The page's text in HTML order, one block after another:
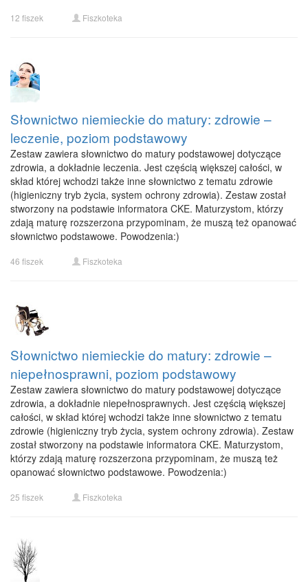
12 fiszek Fiszkoteka
Słownictwo niemieckie do matury: zdrowie –
leczenie, poziom podstawowy
Zestaw zawiera słownictwo do matury podstawowej dotyczące
zdrowia, a dokładnie leczenia. Jest częścią większej całości, w
skład której wchodzi także inne słownictwo z tematu zdrowie
(higieniczny tryb życia, system ochrony zdrowia). Zestaw został
stworzony na podstawie informatora CKE. Maturzystom, którzy
zdają maturę rozszerzona przypominam, że muszą też opanować
słownictwo podstawowe. Powodzenia:)
46 fiszek Fiszkoteka
Słownictwo niemieckie do matury: zdrowie –
niepełnosprawni, poziom podstawowy
Zestaw zawiera słownictwo do matury podstawowej dotyczące
zdrowia, a dokładnie niepełnosprawnych. Jest częścią większej
całości, w skład której wchodzi także inne słownictwo z tematu
zdrowie (higieniczny tryb życia, system ochrony zdrowia). Zestaw
został stworzony na podstawie informatora CKE. Maturzystom,
którzy zdają maturę rozszerzona przypominam, że muszą też
opanować słownictwo podstawowe. Powodzenia:)
25 fiszek Fiszkoteka